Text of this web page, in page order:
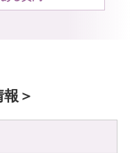
報